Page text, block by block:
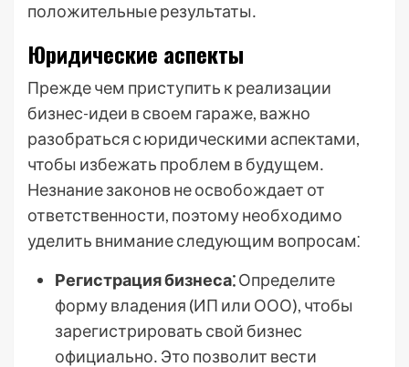
положительные результаты․
Юридические аспекты
Прежде чем приступить к реализации
бизнес-идеи в своем гараже, важно
разобраться с юридическими аспектами,
чтобы избежать проблем в будущем․
Незнание законов не освобождает от
ответственности, поэтому необходимо
уделить внимание следующим вопросам⁚
Регистрация бизнеса⁚Определите
форму владения (ИП или ООО), чтобы
зарегистрировать свой бизнес
официально․ Это позволит вести